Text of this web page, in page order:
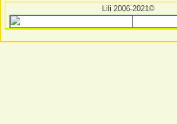
Lili 2006-2021©